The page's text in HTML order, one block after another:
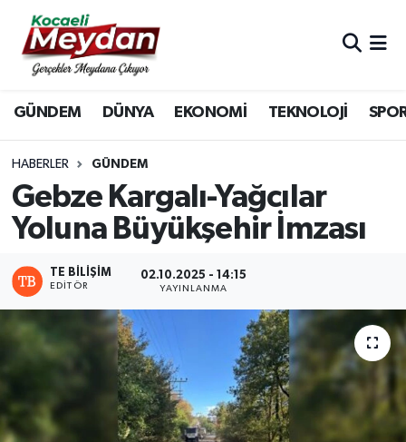
GÜNDEM DÜNYA EKONOMİ TEKNOLOJİ
HABERLER GÜNDEM
Gebze Kargalı-Yağcılar
Yoluna Büyükşehir İmzası
TE BILIŞIM
EDITÖR
02.10.2025 - 14:15
YAYINLANMA
Nöbetçi Eczaneler
Hava Durumu
Trafik Durumu
Süper Lig Puan Durumu ve Fikstür
Haber Arşivi